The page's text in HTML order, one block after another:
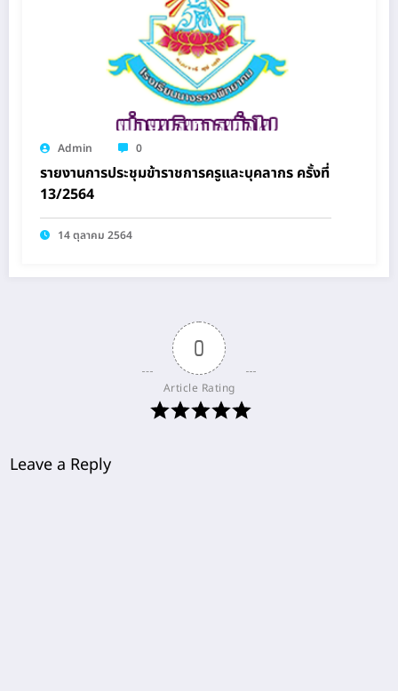
Admin 0
รายงานการประชุมข้าราชการครูและบุคลากร ครั้งที่
13/2564
14 ตุลาคม 2564
0
Article Rating
Leave a Reply